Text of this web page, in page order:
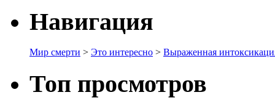
Навигация
Мир смерти > Это интересно > Выраженная
Топ просмотров